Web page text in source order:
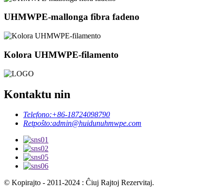
UHMWPE-mallonga fibra fadeno
Kolora UHMWPE-filamento
Kontaktu nin
Telefono:+86-18724098790
Retpoŝto:admin@huidunuhmwpe.com
© Kopirajto - 2011-2024 : Ĉiuj Rajtoj Rezervitaj.